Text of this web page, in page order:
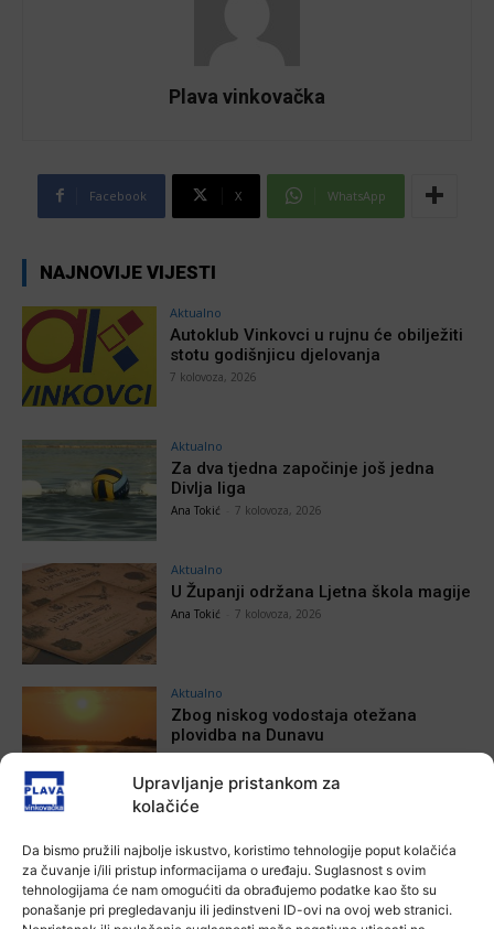
Upravljanje pristankom za
kolačiće
Da bismo pružili najbolje iskustvo, koristimo tehnologije poput kolačića
za čuvanje i/ili pristup informacijama o uređaju. Suglasnost s ovim
tehnologijama će nam omogućiti da obrađujemo podatke kao što su
ponašanje pri pregledavanju ili jedinstveni ID-ovi na ovoj web stranici.
Plava vinkovačka
Facebook X WhatsApp
NAJNOVIJE VIJESTI
Aktualno
Autoklub Vinkovci u rujnu će obilježiti
stotu godišnjicu djelovanja
7 kolovoza, 2026
Aktualno
Za dva tjedna započinje još jedna
Divlja liga
Ana Tokić 7 kolovoza, 2026
Aktualno
U Županji održana Ljetna škola magije
Ana Tokić 7 kolovoza, 2026
Aktualno
Zbog niskog vodostaja otežana
plovidba na Dunavu
Ana Tokić - 6 kolovoza, 2026
POVEZANE VIJESTI
Aktualno